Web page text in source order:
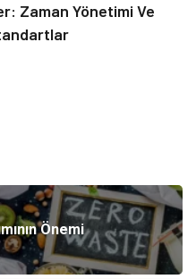
Zaman Yönetimi Ve
Önemi